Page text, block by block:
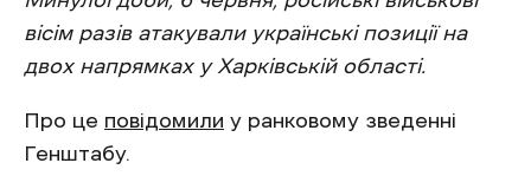
вісім разів атакували українські позиції на
двох напрямках у Харківській області.
Про це повідомили у ранковому зведенні
Генштабу.